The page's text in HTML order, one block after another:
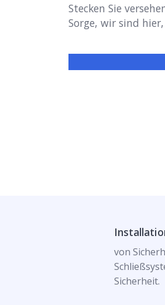
Stecken Sie
Sorge, wir sind
von
Sicherheit.